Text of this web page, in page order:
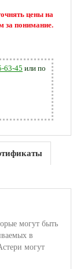
цены на
за понимание.
63-45 или по
могут быть
в
могут